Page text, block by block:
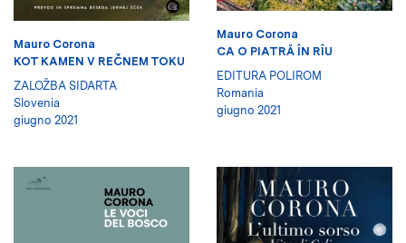
Mauro Corona
KOT KAMEN V REČNEM TOKU
ZALOŽBA SIDARTA
Slovenia
giugno 2021
Mauro Corona
CA O PIATRĂ ÎN RÎU
EDITURA POLIROM
Romania
giugno 2021